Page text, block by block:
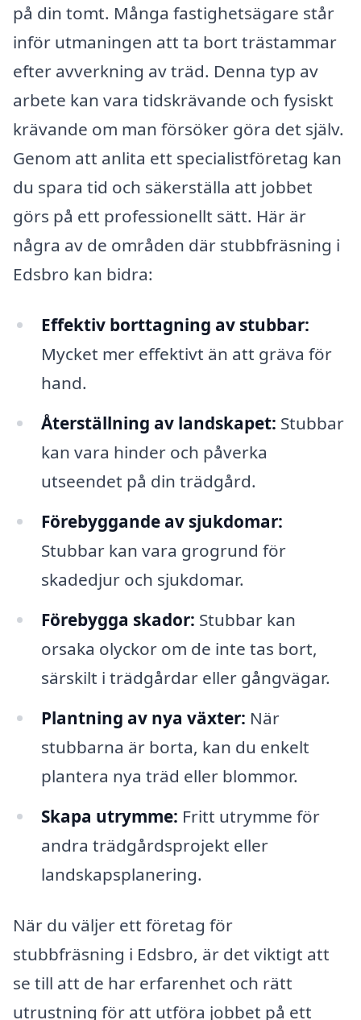
på din tomt. Många fastighetsägare står
inför utmaningen att ta bort trästammar
efter avverkning av träd. Denna typ av
arbete kan vara tidskrävande och fysiskt
krävande om man försöker göra det själv.
Genom att anlita ett specialistföretag kan
du spara tid och säkerställa att jobbet
görs på ett professionellt sätt. Här är
några av de områden där stubbfräsning i
Edsbro kan bidra:
Effektiv borttagning av stubbar:
Mycket mer effektivt än att gräva för
hand.
Återställning av landskapet: Stubbar
kan vara hinder och påverka
utseendet på din trädgård.
Förebyggande av sjukdomar:
Stubbar kan vara grogrund för
skadedjur och sjukdomar.
Förebygga skador: Stubbar kan
orsaka olyckor om de inte tas bort,
särskilt i trädgårdar eller gångvägar.
Plantning av nya växter: När
stubbarna är borta, kan du enkelt
plantera nya träd eller blommor.
Skapa utrymme: Fritt utrymme för
andra trädgårdsprojekt eller
landskapsplanering.
När du väljer ett företag för
stubbfräsning i Edsbro, är det viktigt att
se till att de har erfarenhet och rätt
utrustning för att utföra jobbet på ett